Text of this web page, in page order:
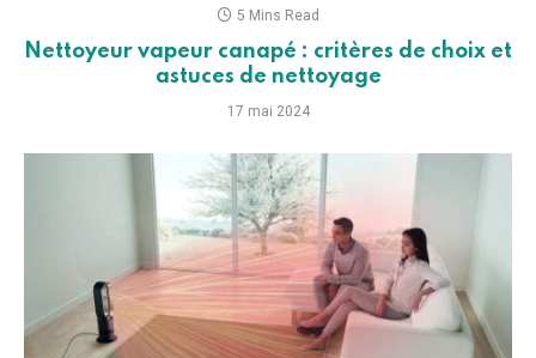
5 Mins Read
Nettoyeur vapeur canapé : critères de choix et
astuces de nettoyage
17 mai 2024